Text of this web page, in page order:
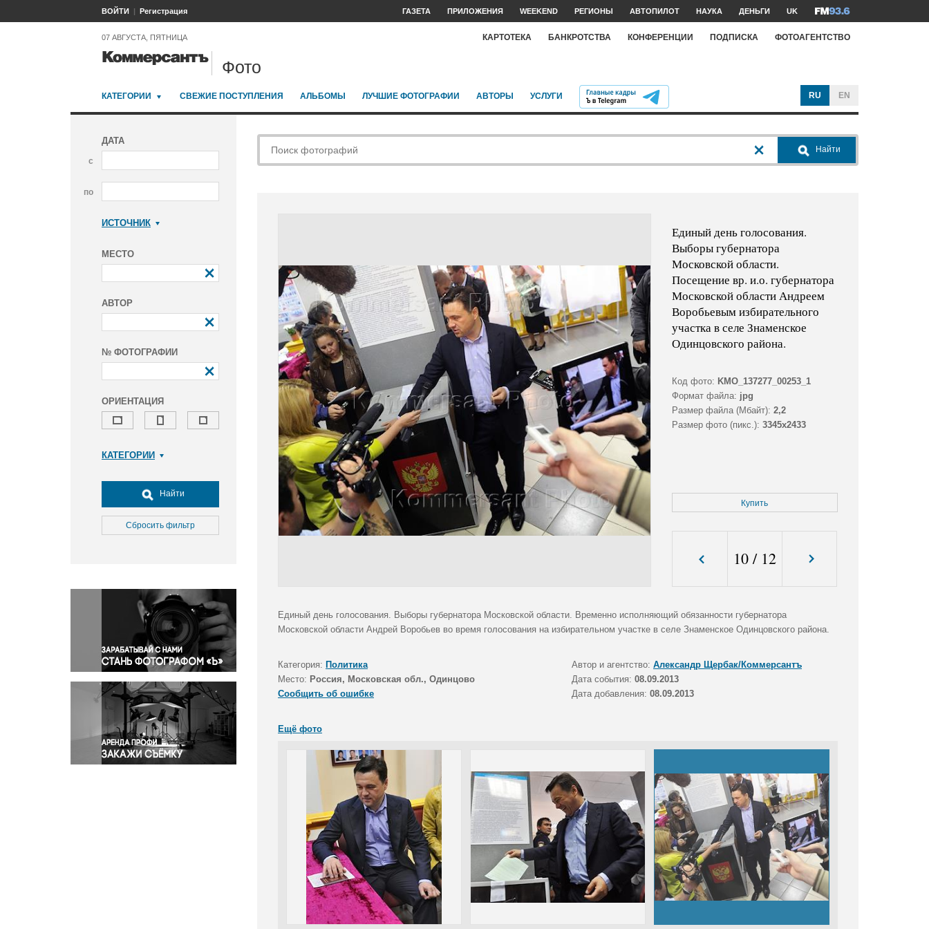
ВОЙТИ Регистрация ГАЗЕТА ПРИЛОЖЕНИЯ WEEKEND РЕГИОНЫ АВТОПИЛОТ НАУКА ДЕНЬГИ UK
07 АВГУСТА, ПЯТНИЦА КАРТОТЕКА БАНКРОТСТВА КОНФЕРЕНЦИИ ПОДПИСКА ФОТОАГЕНТСТВО
Фото
КАТЕГОРИИ СВЕЖИЕ ПОСТУПЛЕНИЯ АЛЬБОМЫ ЛУЧШИЕ ФОТОГРАФИИ АВТОРЫ УСЛУГИ RU EN
ДАТА
с
по
ИСТОЧНИК
МЕСТО
АВТОР
№ ФОТОГРАФИИ
ОРИЕНТАЦИЯ
КАТЕГОРИИ
Досуг, туризм и отдых
Культура
Медицина
Окружающая среда
Политика
Правосудие
Происшествия и конфликты
Религия
Светская жизнь
Спорт
Экология
Экономика и бизнес
Найти
Сбросить фильтр
Найти
Единый день голосования.
Выборы губернатора
Московской области.
Посещение вр. и.о. губернатора
Московской области Андреем
Воробьевым избирательного
участка в селе Знаменское
Одинцовского района.
Код фото: KMO_137277_00253_1
Формат файла: jpg
Размер файла (Мбайт): 2,2
Размер фото (пикс.): 3345x2433
Купить
10/ 12
Единый день голосования. Выборы губернатора Московской области. Временно исполняющий обязанности губернатора
Московской области Андрей Воробьев во время голосования на избирательном участке в селе Знаменское Одинцовского района.
Категория: Политика Автор и агентство: Александр Щербак/Коммерсантъ
Место: Россия, Московская обл., Одинцово Дата события: 08.09.2013
Сообщить об ошибке
Дата добавления: 08.09.2013
Ещё фото